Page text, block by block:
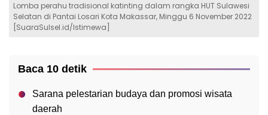
Lomba perahu tradisional katinting dalam rangka HUT Sulawesi
Selatan di Pantai Losari Kota Makassar, Minggu 6 November 2022
[SuaraSulsel.id/Istimewa]
Baca 10 detik
Sarana pelestarian budaya dan promosi wisata
daerah